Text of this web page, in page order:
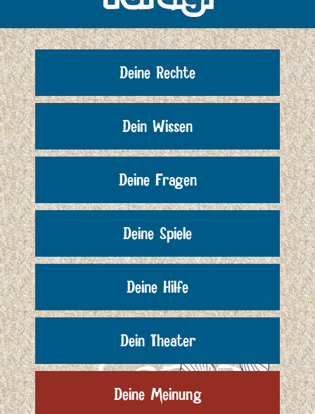
Deine Rechte
Dein Wissen
Deine Fragen
Deine Spiele
Deine Hilfe
Dein Theater
Deine Meinung